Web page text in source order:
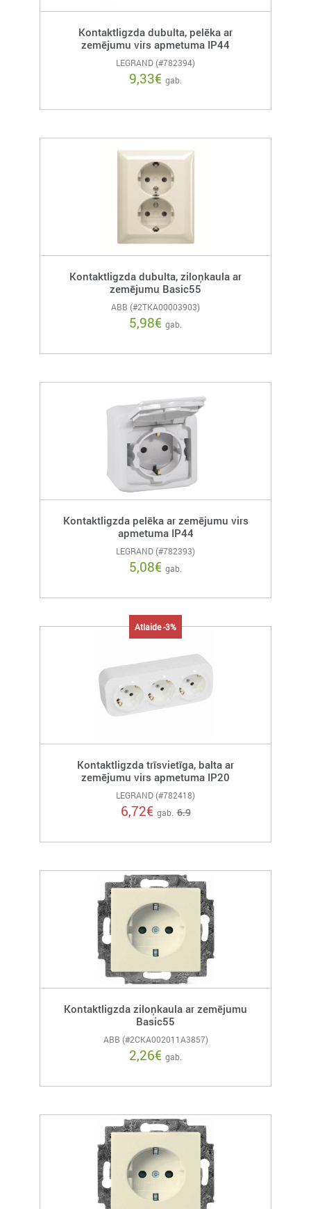
Kontaktligzda dubulta, pelēka ar
zemējumu virs apmetuma IP44
LEGRAND (#782394)
9,33€ gab.
Kontaktligzda dubulta, ziloņkaula ar
zemējumu Basic55
ABB (#2TKA00003903)
5,98€ gab.
Kontaktligzda pelēka ar zemējumu virs
apmetuma IP44
LEGRAND (#782393)
5,08€ gab.
Atlaide -3%
Kontaktligzda trīsvietīga, balta ar
zemējumu virs apmetuma IP20
LEGRAND (#782418)
6,72€ gab. 6.9
Kontaktligzda ziloņkaula ar zemējumu
Basic55
ABB (#2CKA002011A3857)
2,26€ gab.